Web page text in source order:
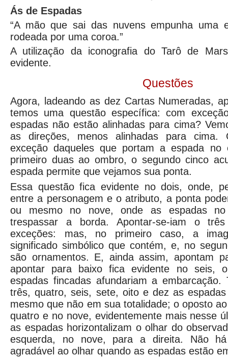
Ás de Espadas
“A mão que sai das nuvens empunha uma
rodeada por uma coroa.”
A utilização da iconografia do Tarô de
evidente.
Questões
Agora, ladeando as dez Cartas Numeradas,
temos uma questão específica: com
espadas não estão alinhadas para cima?
as direções, menos alinhadas para cima.
exceção daqueles que portam a espada
primeiro duas ao ombro, o segundo cinco
espada permite que vejamos sua ponta.
Essa questão fica evidente no dois, onde,
entre a personagem e o atributo, a ponta
ou mesmo no nove, onde as espadas
trespassar a borda. Apontar-se-iam o
exceções: mas, no primeiro caso, a
significado simbólico que contém, e, no
são ornamentos. E, ainda assim, apontam
apontar para baixo fica evidente no seis,
espadas fincadas afundariam a embarcação.
três, quatro, seis, sete, oito e dez as
mesmo que não em sua totalidade; o oposto
quatro e no nove, evidentemente mais nesse
as espadas horizontalizam o olhar do
esquerda, no nove, para a direita. Não há
agradável ao olhar quando as espadas estão